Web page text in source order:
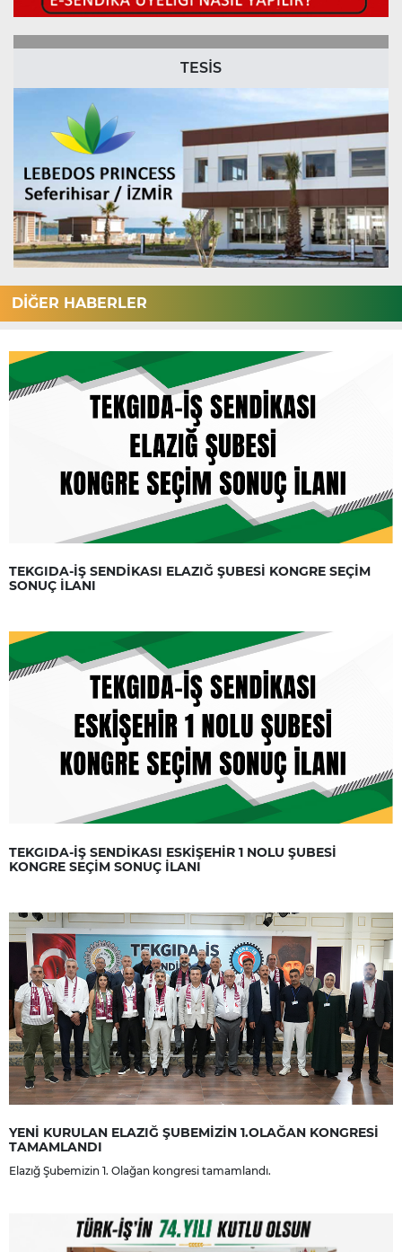
TESİS
DİĞER HABERLER
TEKGIDA-İŞ SENDİKASI ELAZIĞ ŞUBESİ KONGRE SEÇİM
SONUÇ İLANI
TEKGIDA-İŞ SENDİKASI ESKİŞEHİR 1 NOLU ŞUBESİ
KONGRE SEÇİM SONUÇ İLANI
YENİ KURULAN ELAZIĞ ŞUBEMİZİN 1.OLAĞAN KONGRESİ
TAMAMLANDI
Elazığ Şubemizin 1. Olağan kongresi tamamlandı.